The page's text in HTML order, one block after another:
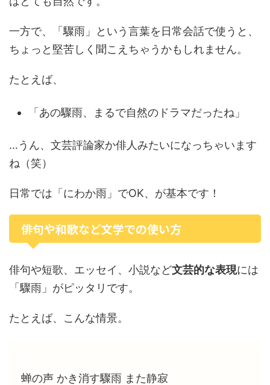
一方で、「驟雨」という言葉を日常会話で使うと、
ちょっと堅苦しく聞こえちゃうかもしれません。
たとえば、
「あの驟雨、まるで自然のドラマだったね」
…うん、文芸評論家か俳人みたいになっちゃいます
ね（笑）
日常では「にわか雨」でOK、が基本です！
俳句や和歌など文学での使い方
俳句や短歌、エッセイ、小説など文芸的な表現には
「驟雨」がピッタリです。
たとえば、こんな情景。
蝉の声 かき消す驟雨 また静寂